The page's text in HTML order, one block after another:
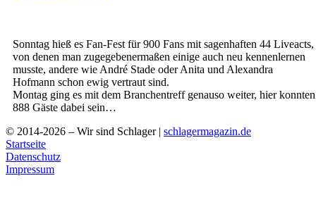
Sonntag hieß es Fan-Fest für 900 Fans mit sagenhaften 44 Liveacts,
von denen man zugegebenermaßen einige auch neu kennenlernen
musste, andere wie André Stade oder Anita und Alexandra
Hofmann schon ewig vertraut sind.
Montag ging es mit dem Branchentreff genauso weiter, hier konnten
888 Gäste dabei sein…
© 2014-2026 – Wir sind Schlager | schlagermagazin.de
Startseite
Datenschutz
Impressum